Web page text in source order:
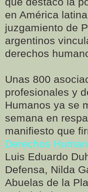
en América
juzgamiento de
argentinos
derechos
Unas 800
profesionales y
Humanos ya se
semana en
manifiesto que
Derechos
Luis Eduardo
Defensa, Nilda
Abuelas de la